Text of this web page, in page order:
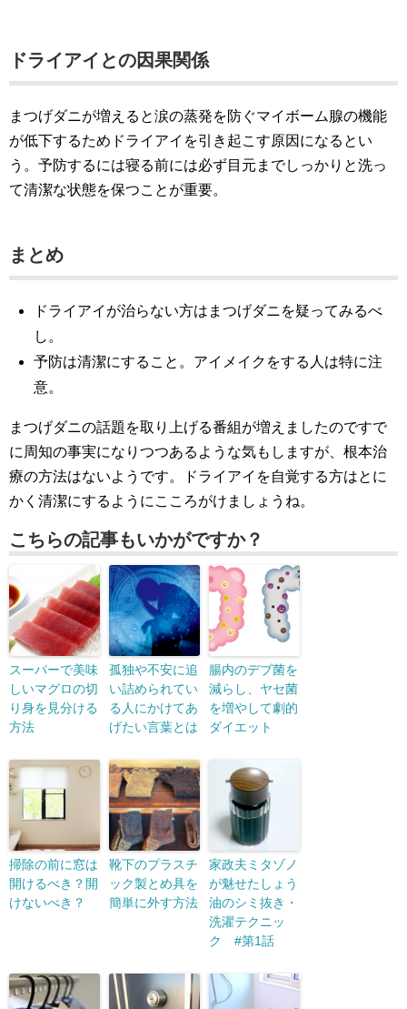
ドライアイとの因果関係
まつげダニが増えると涙の蒸発を防ぐマイボーム腺の機能
が低下するためドライアイを引き起こす原因になるとい
う。予防するには寝る前には必ず目元までしっかりと洗っ
て清潔な状態を保つことが重要。
まとめ
ドライアイが治らない方はまつげダニを疑ってみるべ
し。
予防は清潔にすること。アイメイクをする人は特に注
意。
まつげダニの話題を取り上げる番組が増えましたのですで
に周知の事実になりつつあるような気もしますが、根本治
療の方法はないようです。ドライアイを自覚する方はとに
かく清潔にするようにこころがけましょうね。
こちらの記事もいかがですか？
スーパーで美味
しいマグロの切
り身を見分ける
方法
孤独や不安に追
い詰められてい
る人にかけてあ
げたい言葉とは
腸内のデブ菌を
減らし、ヤセ菌
を増やして劇的
ダイエット
掃除の前に窓は
開けるべき？開
けないべき？
靴下のプラスチ
ック製とめ具を
簡単に外す方法
家政夫ミタゾノ
が魅せたしょう
油のシミ抜き・
洗濯テクニッ
ク #第1話